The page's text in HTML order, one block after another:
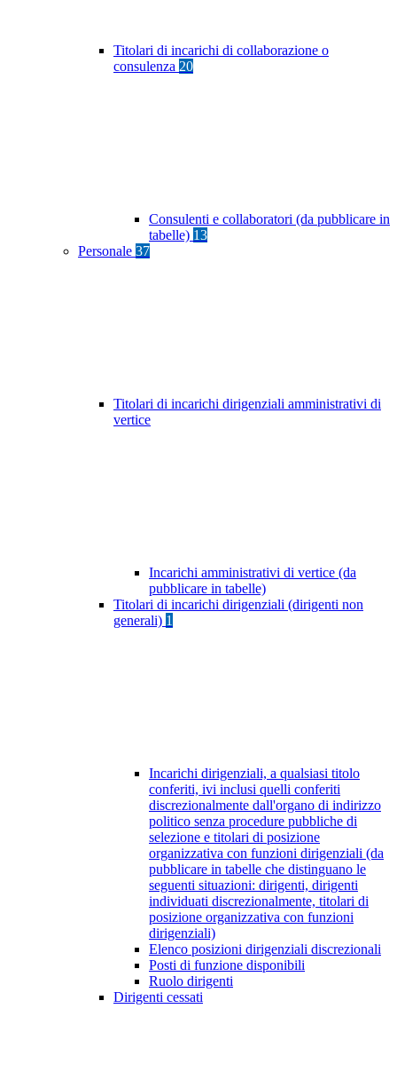
Titolari di incarichi di collaborazione o
consulenza 20
Consulenti e collaboratori (da pubblicare in
tabelle) 13
Personale 37
Titolari di incarichi dirigenziali amministrativi di
vertice
Incarichi amministrativi di vertice (da
pubblicare in tabelle)
Titolari di incarichi dirigenziali (dirigenti non
generali) 1
Incarichi dirigenziali, a qualsiasi titolo
conferiti, ivi inclusi quelli conferiti
discrezionalmente dall'organo di indirizzo
politico senza procedure pubbliche di
selezione e titolari di posizione
organizzativa con funzioni dirigenziali (da
pubblicare in tabelle che distinguano le
seguenti situazioni: dirigenti, dirigenti
individuati discrezionalmente, titolari di
posizione organizzativa con funzioni
dirigenziali)
Elenco posizioni dirigenziali discrezionali
Posti di funzione disponibili
Ruolo dirigenti
Dirigenti cessati